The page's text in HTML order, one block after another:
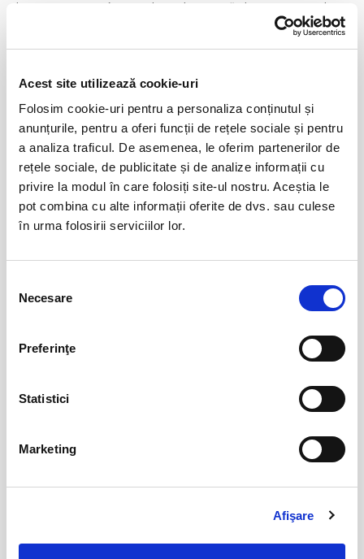
Acest site utilizează cookie-uri
Folosim cookie-uri pentru a personaliza conținutul și
anunțurile, pentru a oferi funcții de rețele sociale și pentru
a analiza traficul. De asemenea, le oferim partenerilor de
rețele sociale, de publicitate și de analize informații cu
privire la modul în care folosiți site-ul nostru. Aceștia le
pot combina cu alte informații oferite de dvs. sau culese
în urma folosirii serviciilor lor.
consimțământului
Necesare
Preferinţe
Statistici
Marketing
Afişare
din Supercupa României, iar din aprilie 2015 găzduiește și meciurile
clubului FCSB. Stadionul a devenit și casa temporară a clubului Rapid
este cel mai mare stadion din țară și primul stadion de elită UEFA din